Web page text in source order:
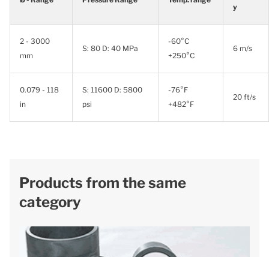
y
2 - 3000
mm
S: 80 D: 40 MPa
-60°C
+250°C
6 m/s
0.079 - 118
in
S: 11600 D: 5800
psi
-76°F
+482°F
20 ft/s
Products from the same
category